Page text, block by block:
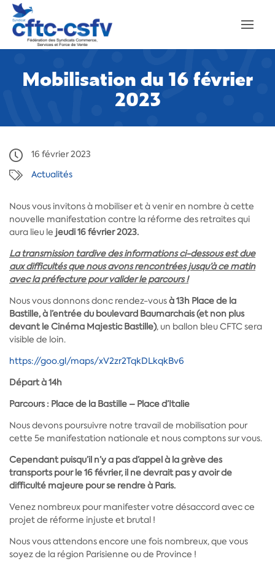
Mobilisation du 16 février
2023
16 février 2023
Actualités
Nous vous invitons à mobiliser et à venir en nombre à cette
nouvelle manifestation contre la réforme des retraites qui
aura lieu le jeudi 16 février 2023.
La transmission tardive des informations ci-dessous est due
aux difficultés que nous avons rencontrées jusqu’à ce matin
avec la préfecture pour valider le parcours !
Nous vous donnons donc rendez-vousà 13h Place de la
Bastille, à l’entrée du boulevard Baumarchais(et non plus
devant le Cinéma Majestic Bastille), un ballon bleu CFTC sera
visible de loin.
https://goo.gl/maps/xV2zr2TqkDLkqkBv6
Départ à 14h
Parcours : Place de la Bastille – Place d’Italie
Nous devons poursuivre notre travail de mobilisation pour
cette 5e manifestation nationale et nous comptons sur vous.
Cependant puisqu’il n’y a pas d’appel à la grève des
transports pour le 16 février, il ne devrait pas y avoir de
difficulté majeure pour se rendre à Paris.
Venez nombreux pour manifester votre désaccord avec ce
projet de réforme injuste et brutal !
Nous vous attendons encore une fois nombreux, que vous
soyez de la région Parisienne ou de Province !